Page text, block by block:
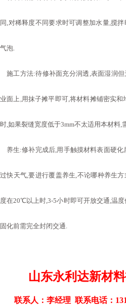
同 ,对稀释度不同要求时可调整加水量,搅拌
气泡.
施工方法:待修补面充分润透 ,表面湿润
业面上 ,用抹子摊平即可,将材料摊铺密实和
时,如果裂缝宽度低于3mm不太适用本材料,
养生:修补完成后,用手触摸材料表面硬化
过快天气,要进行覆盖养生,不论哪种养生
度在20℃以上时,3-5小时即可开放交通,温度
固化前需完全封闭交通.
山东永利达新材
联系人 ： 李经理 联系电话：